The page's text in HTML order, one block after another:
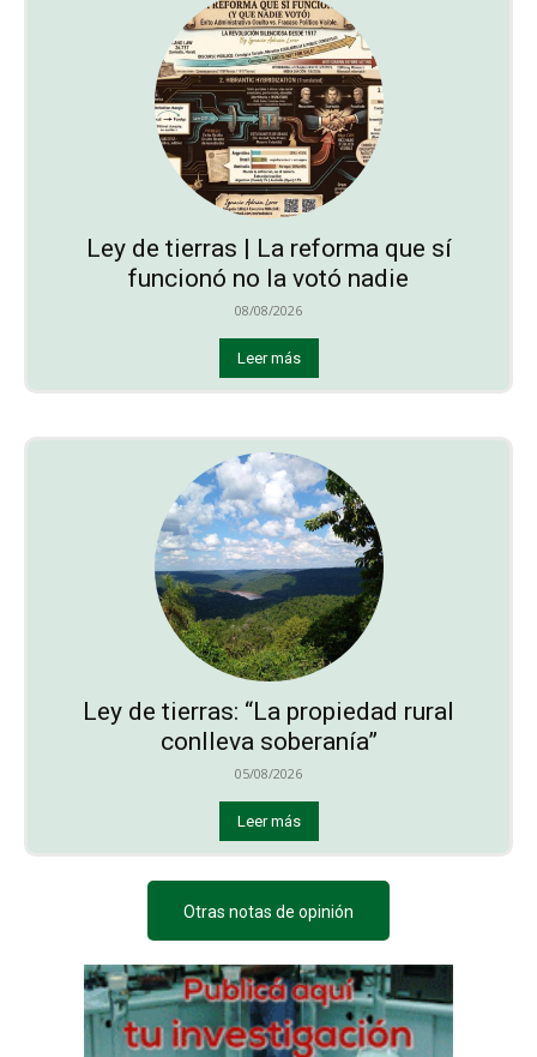
Ley de tierras | La reforma que sí
funcionó no la votó nadie
08/08/2026
Leer más
Ley de tierras: “La propiedad rural
conlleva soberanía”
05/08/2026
Leer más
Otras notas de opinión